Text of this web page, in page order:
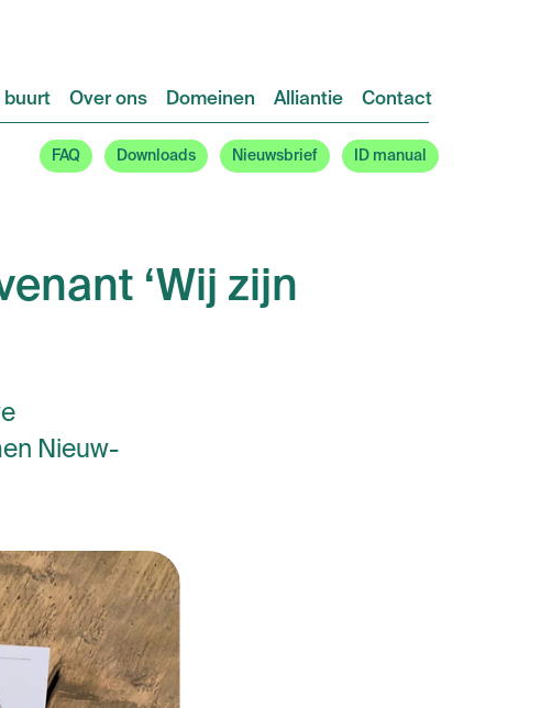
buurt Over ons Domeinen Alliantie Contact
FAQ Downloads Nieuwsbrief ID manual
‘Wij zijn
Nieuw-